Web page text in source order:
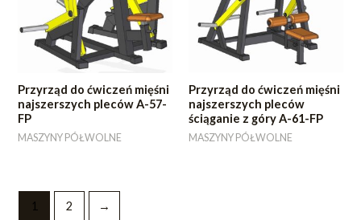
Przyrząd do ćwiczeń mięśni
najszerszych pleców A-57-
FP
MASZYNY PÓŁWOLNE
Przyrząd do ćwiczeń mięśni
najszerszych pleców
ściąganie z góry A-61-FP
MASZYNY PÓŁWOLNE
1 2 →